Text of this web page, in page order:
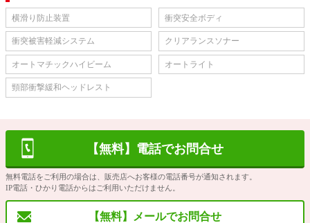
横滑り防止装置 衝突安全ボディ
衝突被害軽減システム クリアランスソナー
オートマチックハイビーム オートライト
頸部衝撃緩和ヘッドレスト
【無料】電話でお問合せ
無料電話をご利用の場合は、販売店へお客様の電話番号が通知されます。
IP電話・ひかり電話からはご利用いただけません。
【無料】メールでお問合せ